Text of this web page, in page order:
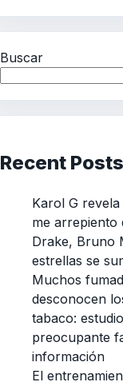
Buscar
Recent Posts
Karol G
me arrepiento
Drake, Bruno
estrellas se
Muchos
desconocen
tabaco:
preocupante
información
El